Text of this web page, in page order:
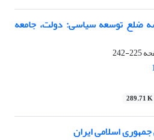
ضلع توسعه سیاسی: دولت، جامعه
225-242
289.71 K
اسلامی ایران